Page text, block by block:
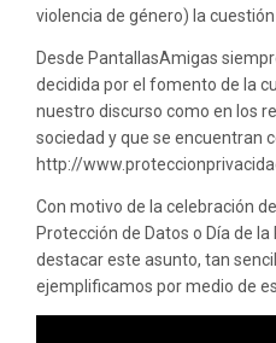
violencia de género) la
Desde PantallasAmigas
decidida por el fomento de la
nuestro discurso como en los
sociedad y que se encuentran
http://
Con motivo de la celebración
Protección de Datos o Día de
destacar este asunto, tan
ejemplificamos por medio de